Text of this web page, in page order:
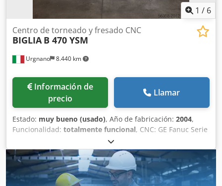
1 / 6
Urgnano 8.440 km
Centro de torneado y fresado CNC
BIGLIA B 470 YSM
Información de
precio
Llamar
Estado: muy bueno (usado), Año de fabricación: 2004,
Funcionalidad: totalmente funcional, CNC: GE Fanuc Serie
18i-TB CAPACIDAD DEL HUSILLO PRINCIPAL Diámetro
máximo de mecanizado en barra: 83 mm Diámetro máximo
de mecanizado en pieza: 200 mm Longitud máxima de
mecanizado: 300 mm Diámetro máximo de rotación: 200
mm Distancia entre los dos centros del husillo: 690 mm